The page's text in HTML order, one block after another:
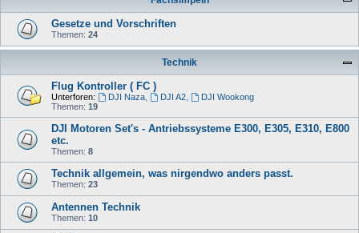
Gesetze und Vorschriften
Themen: 24
Technik
Flug Kontroller ( FC )
Unterforen: DJI Naza, DJI A2,
DJI Wookong
Themen: 19
DJI Motoren Set's - Antriebssysteme E300, E305, E310, E800
etc.
Themen: 8
Technik allgemein, was nirgendwo anders passt.
Themen: 23
Antennen Technik
Themen: 10